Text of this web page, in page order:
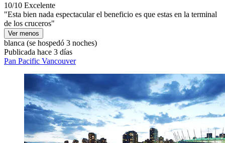
10/10 Excelente
"Esta bien nada espectacular el beneficio es que estas en la terminal
de los cruceros"
Ver menos
blanca (se hospedó 3 noches)
Publicada hace 3 días
Pan Pacific Vancouver